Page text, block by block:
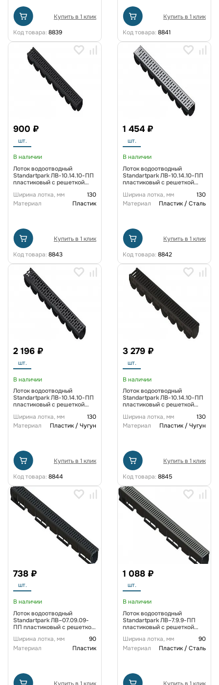
Купить в 1 клик
Код товара: 8839
Купить в 1 клик
Код товара: 8841
900 ₽
шт.
В наличии
Лоток водоотводный
Standartpark ЛВ-10.14.10-ПП
пластиковый с решеткой
Ширина лотка, мм
130
Материал
Пластик
Купить в 1 клик
Код товара: 8843
1 454 ₽
шт.
В наличии
Лоток водоотводный
Standartpark ЛВ-10.14.10-ПП
пластиковый с решеткой
Ширина лотка, мм
130
Материал
Пластик / Сталь
Купить в 1 клик
Код товара: 8842
2 196 ₽
шт.
В наличии
Лоток водоотводный
Standartpark ЛВ-10.14.10-ПП
пластиковый с решеткой
Ширина лотка, мм
130
Материал
Пластик / Чугун
Купить в 1 клик
Код товара: 8844
3 279 ₽
шт.
В наличии
Лоток водоотводный
Standartpark ЛВ-10.14.10-ПП
пластиковый с решеткой
Ширина лотка, мм
130
Материал
Пластик / Чугун
Купить в 1 клик
Код товара: 8845
738 ₽
шт.
В наличии
Лоток водоотводный
Standartpark ЛВ–07.09.09-
ПП пластиковый с решеткой
(комплект)
Ширина лотка, мм
90
Материал
Пластик
1 088 ₽
шт.
В наличии
Лоток водоотводный
Standartpark ЛВ–7.9.9-ПП
пластиковый с решеткой
А (комплект)
Ширина лотка, мм
90
Материал
Пластик / Сталь